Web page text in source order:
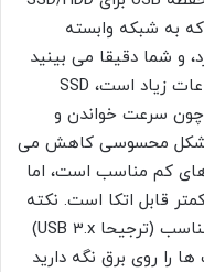
به شبکه وابسته
و شما دقیقا می بینید
چه چیزی منتقل می شود. اگر حجم اطلاعات زیاد است، SSD
چون سرعت خواندن و
به شکل محسوسی کاهش می
کم مناسب است، اما
قابل اتکا است. نکته
مهم این است که از یک کابل و پورت مناسب (ترجیحا USB 3.x)
را روی برق نگه دارید